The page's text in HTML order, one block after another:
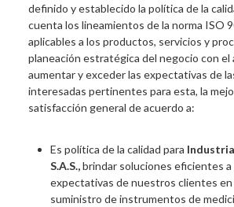
definido y establecido la política de la
cuenta los lineamientos de la norma ISO
aplicables a los productos, servicios y
planeación estratégica del negocio con el
aumentar y exceder las expectativas de
interesadas pertinentes para esta, la
satisfacción general de acuerdo a:
Es política de la calidad para
S.A.S.,brindar soluciones eficientes a
expectativas de nuestros clientes en
suministro de instrumentos de